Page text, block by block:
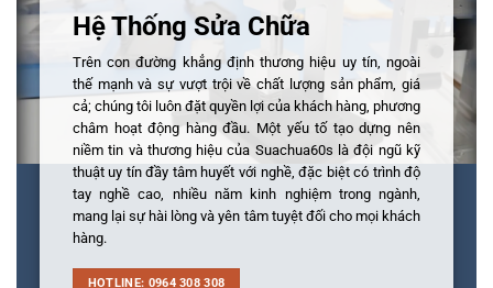
Hệ Thống Sửa Chữa
Trên con đường khẳng định thương hiệu uy tín, ngoài
thế mạnh và sự vượt trội về chất lượng sản phẩm, giá
cả; chúng tôi luôn đặt quyền lợi của khách hàng, phương
châm hoạt động hàng đầu. Một yếu tố tạo dựng nên
niềm tin và thương hiệu của Suachua60s là đội ngũ kỹ
thuật uy tín đầy tâm huyết với nghề, đặc biệt có trình độ
tay nghề cao, nhiều năm kinh nghiệm trong ngành,
mang lại sự hài lòng và yên tâm tuyệt đối cho mọi khách
hàng.
HOTLINE: 0964 308 308